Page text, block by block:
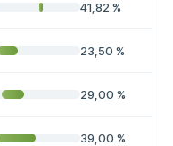
41,82 %
23,50 %
29,00 %
39,00 %